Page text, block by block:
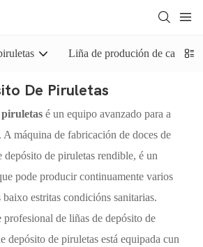
Liña de produción de
De Piruletas
é un equipo avanzado para a
máquina de fabricación de doces de
depósito de piruletas rendible, é un
pode producir continuamente varios
estritas condicións sanitarias.
de liñas de depósito de
depósito de piruletas está equipada cun